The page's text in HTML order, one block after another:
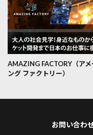
AMAZING FACTORY（アメ
ング ファクトリー）
お問い合わ